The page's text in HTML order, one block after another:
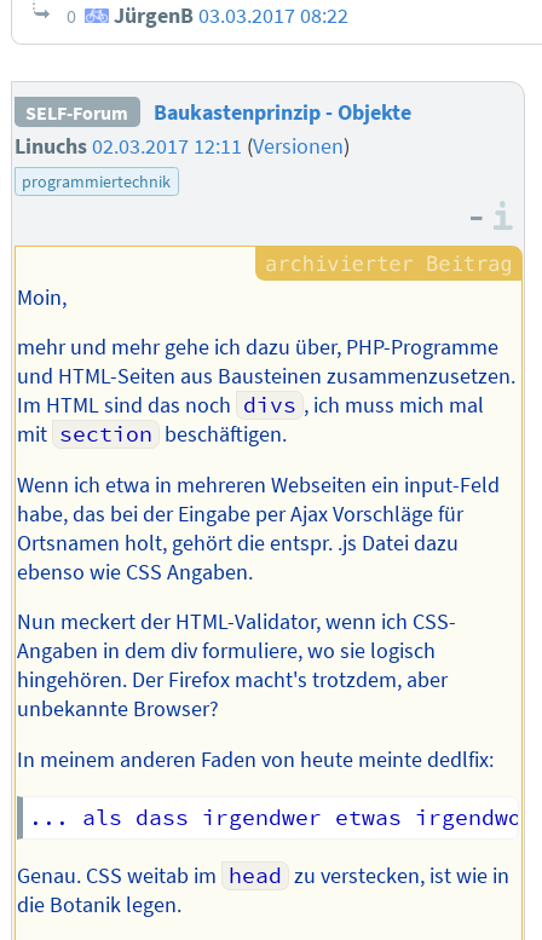
0 JürgenB 03.03.2017 08:22
SELF-Forum
Baukastenprinzip - Objekte
Linuchs02.03.2017 12:11 (Versionen)
programmiertechnik
–
Moin,
mehr und mehr gehe ich dazu über, PHP-Programme
und HTML-Seiten aus Bausteinen zusammenzusetzen.
Im HTML sind das noch divs , ich muss mich mal
mit section beschäftigen.
Wenn ich etwa in mehreren Webseiten ein input-Feld
habe, das bei der Eingabe per Ajax Vorschläge für
Ortsnamen holt, gehört die entspr. .js Datei dazu
ebenso wie CSS Angaben.
Nun meckert der HTML-Validator, wenn ich CSS-
Angaben in dem div formuliere, wo sie logisch
hingehören. Der Firefox macht's trotzdem, aber
unbekannte Browser?
In meinem anderen Faden von heute meinte dedlfix:
Genau. CSS weitab im head zu verstecken, ist wie in
die Botanik legen.